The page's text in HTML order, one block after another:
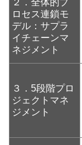
２．全体的プ
ロセス連鎖モ
デル：サプラ
イチェーンマ
ネジメント
３．5段階プロ
ジェクトマネ
ジメント